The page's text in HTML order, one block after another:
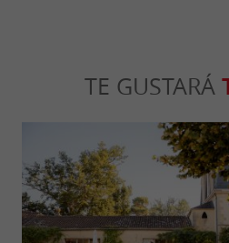
TE GUSTARÁ